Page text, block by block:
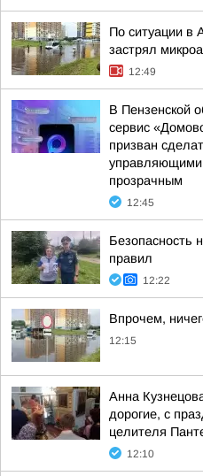
По ситуации в
застрял
12:49
В Пензенской
сервис
призван
управляющими
прозрачным
12:45
Безопасность
правил
12:22
Впрочем,
12:15
Анна
дорогие, с
целителя
12:10